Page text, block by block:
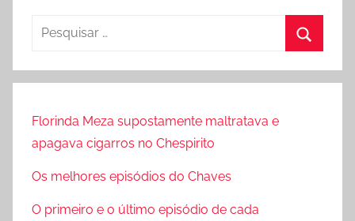
s
u
a
r
r
Florinda Meza supostamente maltratava e
apagava cigarros no Chespirito
Os melhores episódios do Chaves
O primeiro e o último episódio de cada